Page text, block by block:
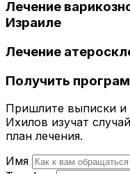
Лечение
Израиле
Лечение
Получить
Пришлите выписки и
Ихилов изучат
план лечения.
Имя